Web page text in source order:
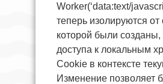
Worker(‘data:text/
теперь изолируются
которой были
доступа к локальным
Cookie в контексте
Изменение позволяет